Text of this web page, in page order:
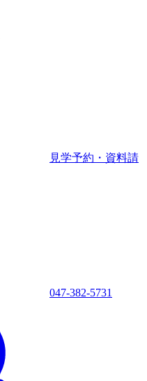
見学予約・資料請
047-382-5731